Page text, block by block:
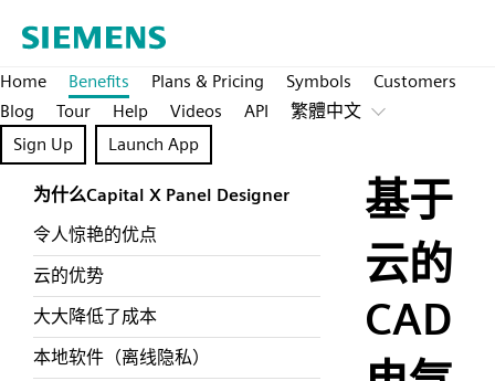
Home Benefits Plans & Pricing Symbols
Customers
Blog
Tour Help Videos API
繁體中文
Sign Up
Launch App
为什么Capital X Panel Designer
令人惊艳的优点
云的优势
大大降低了成本
本地软件（离线隐私）
基于
云的
CAD